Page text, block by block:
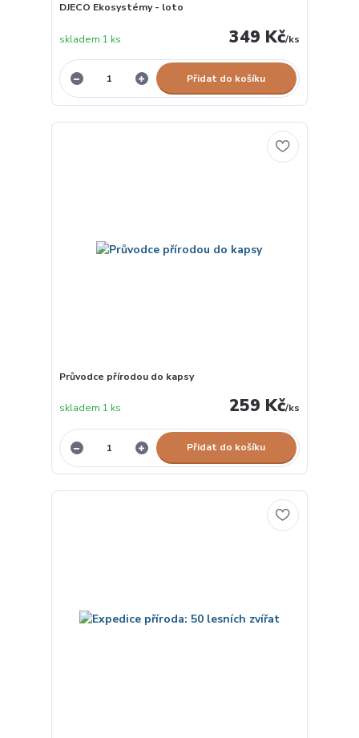
DJECO Ekosystémy - loto
349 Kč/ks
skladem 1 ks
Přidat do košíku
Průvodce přírodou do kapsy
259 Kč/ks
skladem 1 ks
Přidat do košíku